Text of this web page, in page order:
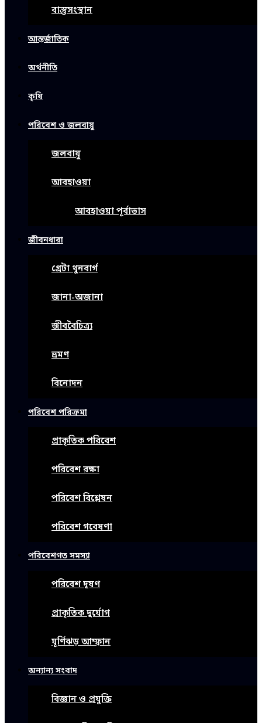
বাস্তুসংস্থান
আন্তর্জাতিক
অর্থনীতি
কৃষি
পরিবেশ ও জলবায়ু
জলবায়ু
আবহাওয়া
আবহাওয়া পূর্বাভাস
জীবনধারা
গ্রেটা থুনবার্গ
জানা-অজানা
জীববৈচিত্র্য
ভ্রমণ
বিনোদন
পরিবেশ পরিক্রমা
প্রাকৃতিক পরিবেশ
পরিবেশ রক্ষা
পরিবেশ বিশ্লেষন
পরিবেশ গবেষণা
পরিবেশগত সমস্যা
পরিবেশ দূষণ
প্রাকৃতিক দুর্যোগ
ঘূর্ণিঝড় আম্ফান
অন্যান্য সংবাদ
বিজ্ঞান ও প্রযুক্তি